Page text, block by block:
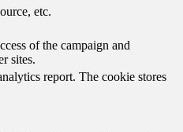
etc.
of the campaign and
sites.
report. The cookie stores